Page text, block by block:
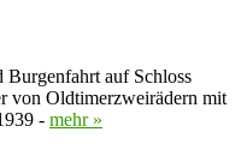
Burgenfahrt auf Schloss
von Oldtimerzweirädern mit
- mehr »